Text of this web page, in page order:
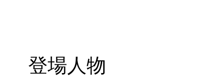
登場人物